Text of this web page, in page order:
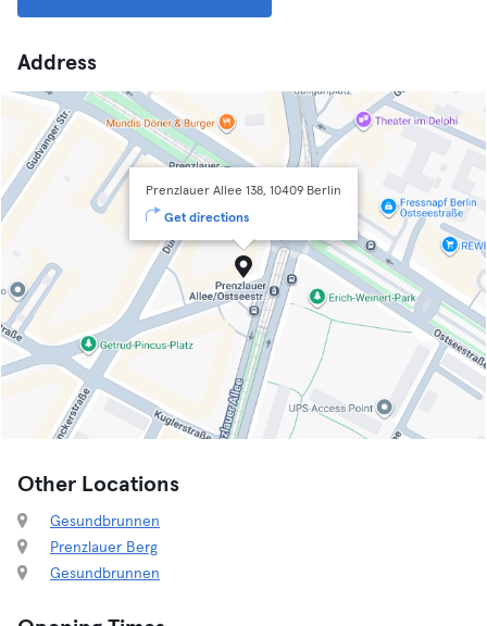
Address
Prenzlauer Allee 138, 10409 Berlin
Get directions
Other Locations
Gesundbrunnen
Prenzlauer Berg
Gesundbrunnen